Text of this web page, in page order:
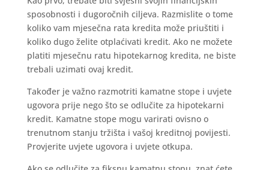
sposobnosti i dugoročnih ciljeva. Razmislite o tome
koliko vam mjesečna rata kredita može priuštiti i
koliko dugo želite otplaćivati kredit. Ako ne možete
platiti mjesečnu ratu hipotekarnog kredita, ne biste
trebali uzimati ovaj kredit.
Također je važno razmotriti kamatne stope i uvjete
ugovora prije nego što se odlučite za hipotekarni
kredit. Kamatne stope mogu varirati ovisno o
trenutnom stanju tržišta i vašoj kreditnoj povijesti.
Provjerite uvjete ugovora i uvjete otkupa.